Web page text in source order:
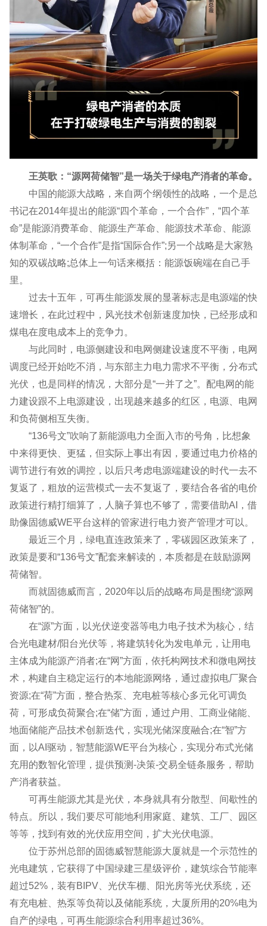
王英歌：“源网荷储智”是一场关于绿电产消者的革命。
中国的能源大战略，来自两个纲领性的战略，一个是总
书记在2014年提出的能源“四个革命，一个合作”，“四个革
命”是能源消费革命、能源生产革命、能源技术革命、能源
体制革命，“一个合作”是指“国际合作”;另一个战略是大家熟
知的双碳战略;总体上一句话来概括：能源饭碗端在自己手
里。
过去十五年，可再生能源发展的显著标志是电源端的快
速增长，在此过程中，风光技术创新速度加快，已经形成和
煤电在度电成本上的竞争力。
与此同时，电源侧建设和电网侧建设速度不平衡，电网
调度已经开始吃不消，与东部主力电力需求不平衡，分布式
光伏，也是同样的情况，大部分是“一并了之”。配电网的能
力建设跟不上电源建设，出现越来越多的红区，电源、电网
和负荷侧相互失衡。
“136号文”吹响了新能源电力全面入市的号角，比想象
中来得更快、更猛，但实际上事出有因，要通过电力价格的
调节进行有效的调控，以后只考虑电源端建设的时代一去不
复返了，粗放的运营模式一去不复返了，要结合各省的电价
政策进行精打细算了，人脑子算也不够了，需要借助AI，借
助像固德威WE平台这样的管家进行电力资产管理才可以。
最近三个月，绿电直连政策来了，零碳园区政策来了，
政策是要和“136号文”配套来解读的，本质都是在鼓励源网
荷储智。
而就固德威而言，2020年以后的战略布局是围绕“源网
荷储智”的。
在“源”方面，以光伏逆变器等电力电子技术为核心，结
合光电建材/阳台光伏等，将建筑转化为发电单元，让用电
主体成为能源产消者;在“网”方面，依托构网技术和微电网技
术，构建自主稳定运行的本地能源网络，通过虚拟电厂聚合
资源;在“荷”方面，整合热泵、充电桩等核心多元化可调负
荷，可形成负荷聚合;在“储”方面，通过户用、工商业储能、
地面储能产品技术创新迭代，实现光储深度融合;在“智”方
面，以AI驱动，智慧能源WE平台为核心，实现分布式光储
充用的数智化管理，提供预测-决策-交易全链条服务，帮助
产消者获益。
可再生能源尤其是光伏，本身就具有分散型、间歇性的
特点。所以，我们要尽可能地利用家庭、建筑、工厂、园区
等等，找到有效的光伏应用空间，扩大光伏电源。
位于苏州总部的固德威智慧能源大厦就是一个示范性的
光电建筑，它获得了中国绿建三星级评价，建筑综合节能率
超过52%，装有BIPV、光伏车棚、阳光房等光伏系统，还
有充电桩、热泵等负荷以及储能系统，大厦所用的20%电为
自产的绿电，可再生能源综合利用率超过36%。